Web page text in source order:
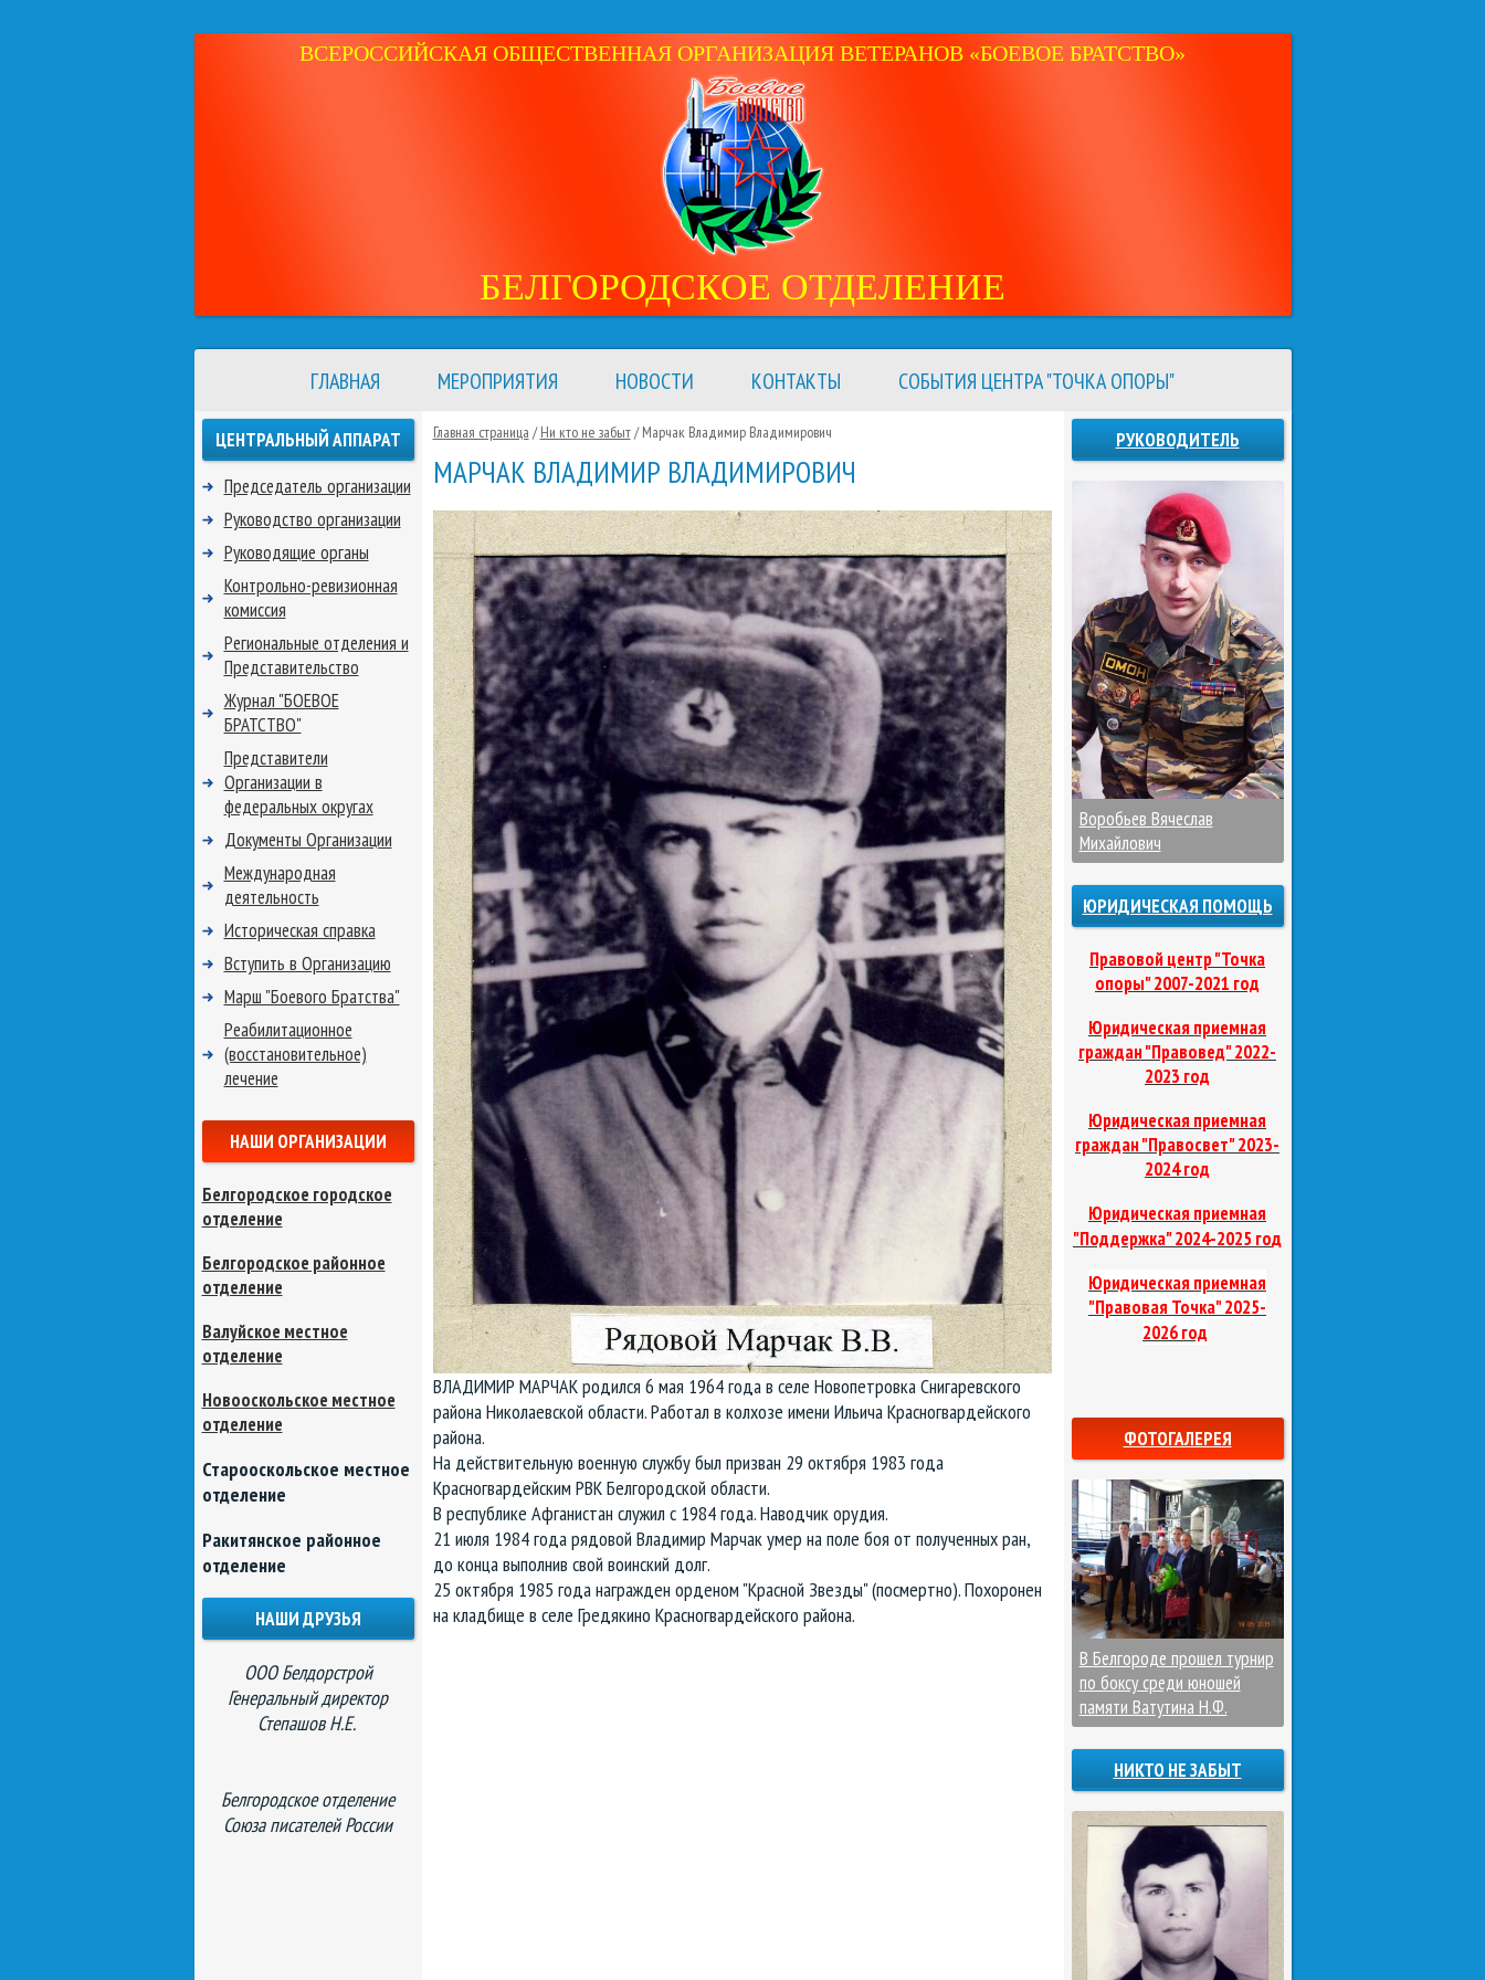
ВСЕРОССИЙСКАЯ ОБЩЕСТВЕННАЯ ОРГАНИЗАЦИЯ ВЕТЕРАНОВ «БОЕВОЕ БРАТСТВО»
БЕЛГОРОДСКОЕ ОТДЕЛЕНИЕ
ГЛАВНАЯ МЕРОПРИЯТИЯ НОВОСТИ КОНТАКТЫ СОБЫТИЯ ЦЕНТРА "ТОЧКА ОПОРЫ"
Главная страница /Ни кто не забыт/Марчак Владимир Владимирович
МАРЧАК ВЛАДИМИР ВЛАДИМИРОВИЧ
ВЛАДИМИР МАРЧАК родился 6 мая 1964 года в селе Новопетровка Снигаревского
района Николаевской области. Работал в колхозе имени Ильича Красногвардейского
района.
На действительную военную службу был призван 29 октября 1983 года
Красногвардейским РВК Белгородской области.
В республике Афганистан служил с 1984 года. Наводчик орудия.
21 июля 1984 года рядовой Владимир Марчак умер на поле боя от полученных ран,
до конца выполнив свой воинский долг.
25 октября 1985 года награжден орденом "Красной Звезды" (посмертно). Похоронен
на кладбище в селе Гредякино Красногвардейского района.
ЦЕНТРАЛЬНЫЙ АППАРАТ
Председатель организации
Руководство организации
Руководящие органы
Контрольно-ревизионная
комиссия
Региональные отделения и
Представительство
Журнал "БОЕВОЕ
БРАТСТВО"
Представители
Организации в
федеральных округах
Документы Организации
Международная
деятельность
Историческая справка
Вступить в Организацию
Марш "Боевого Братства"
Реабилитационное
(восстановительное)
лечение
НАШИ ОРГАНИЗАЦИИ
Белгородское городское
отделение
Белгородское районное
отделение
Валуйское местное
отделение
Новооскольское местное
отделение
Старооскольское местное
отделение
Ракитянское районное
отделение
НАШИ ДРУЗЬЯ
ООО Белдорстрой
Генеральный директор
Степашов Н.Е.
Белгородское отделение
Союза писателей России
РУКОВОДИТЕЛЬ
Воробьев Вячеслав
Михайлович
ЮРИДИЧЕСКАЯ ПОМОЩЬ
Правовой центр "Точка
опоры" 2007-2021 год
Юридическая приемная
граждан "Правовед"2022-
2023 год
Юридическая приемная
граждан "Правосвет"2023-
2024 год
Юридическая приемная
"Поддержка"2024-2025 год
Юридическая приемная
"Правовая Точка"2025-
2026 год
ФОТОГАЛЕРЕЯ
В Белгороде прошел турнир
по боксу среди юношей
памяти Ватутина Н.Ф.
НИКТО НЕ ЗАБЫТ